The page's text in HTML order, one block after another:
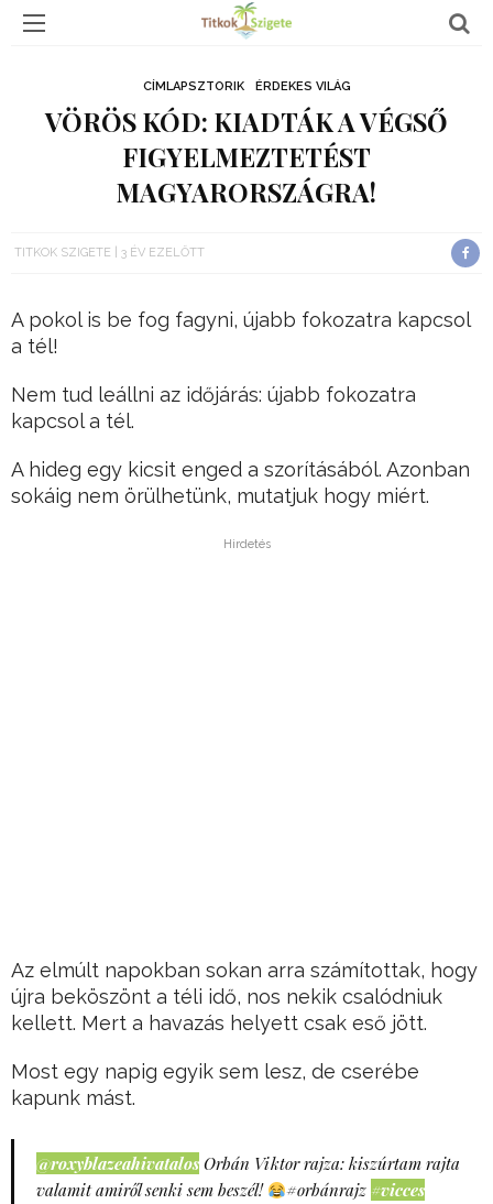
CÍMLAPSZTORIK ÉRDEKES VILÁG
VÖRÖS KÓD: KIADTÁK A VÉGSŐ
FIGYELMEZTETÉST
MAGYARORSZÁGRA!
TITKOK SZIGETE 3 ÉV EZELŐTT
A pokol is be fog fagyni, újabb fokozatra kapcsol
a tél!
Nem tud leállni az időjárás: újabb fokozatra
kapcsol a tél.
A hideg egy kicsit enged a szorításából. Azonban
sokáig nem örülhetünk, mutatjuk hogy miért.
Hirdetés
Az elmúlt napokban sokan arra számítottak, hogy
újra beköszönt a téli idő, nos nekik csalódniuk
kellett. Mert a havazás helyett csak eső jött.
Most egy napig egyik sem lesz, de cserébe
kapunk mást.
@roxyblazeahivatalos Orbán Viktor rajza: kiszúrtam rajta
valamit amiről senki sem beszél!
#orbánrajz #vicces